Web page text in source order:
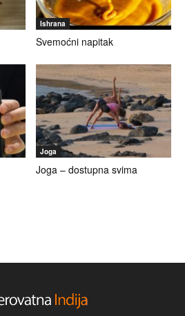
Ishrana
Svemoćni napitak
Joga
Joga – dostupna svima